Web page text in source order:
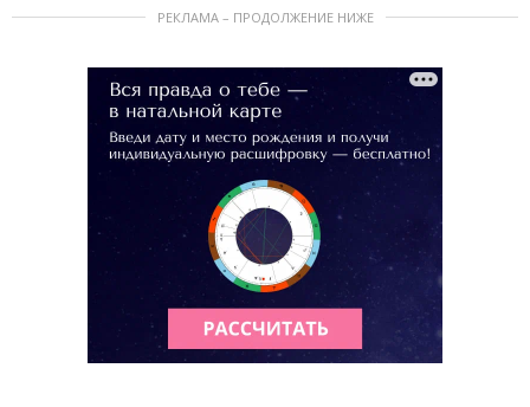
РЕКЛАМА – ПРОДОЛЖЕНИЕ НИЖЕ